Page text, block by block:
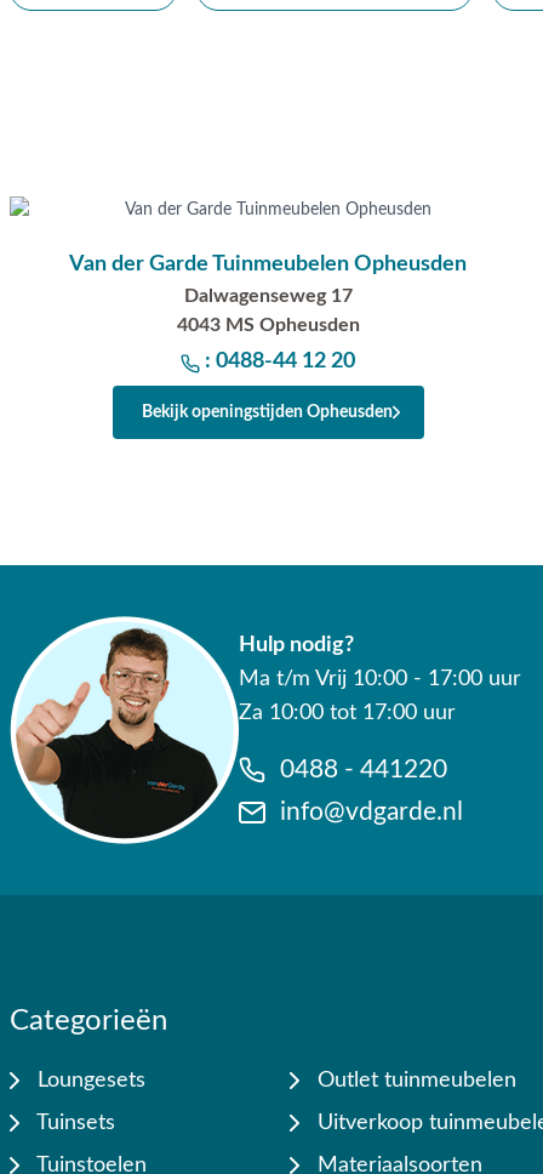
Van der Garde Tuinmeubelen Opheusden
Dalwagenseweg 17
4043 MS Opheusden
: 0488-44 12 20
Bekijk openingstijden Opheusden
Hulp nodig?
Ma t/m Vrij 10:00 - 17:00 uur
Za 10:00 tot 17:00 uur
0488 - 441220
info@vdgarde.nl
Categorieën
Loungesets
Tuinsets
Tuinstoelen
Outlet tuinmeubelen
Uitverkoop
Materiaalsoorten